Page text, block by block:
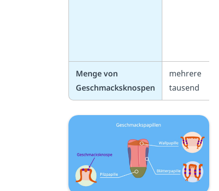
Menge von
Geschmacksknospen
mehrere
tausend